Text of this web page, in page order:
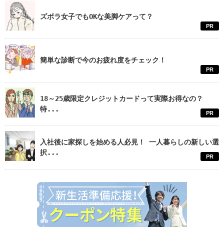
ズボラ女子でもOKな美脚ケアって？
PR
簡単な診断で今のお疲れ度をチェック！
PR
18～25歳限定クレジットカードって実際お得なの？
特...
PR
入社後に家探しを始める人必見！ 一人暮らしの新しい選
択...
PR